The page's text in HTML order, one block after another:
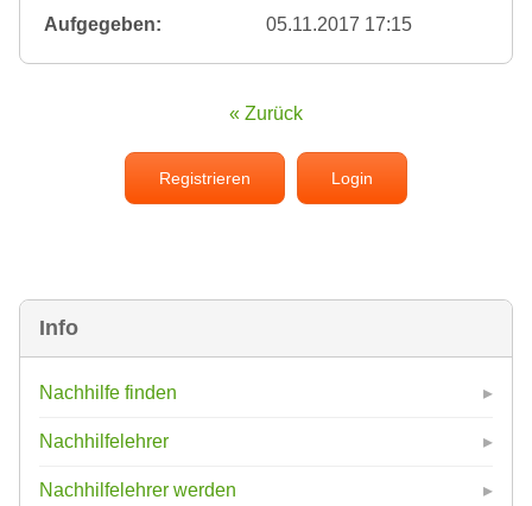
Info
Nachhilfe finden
Nachhilfelehrer
Nachhilfelehrer werden
Aufgegeben:
05.11.2017 17:15
« Zurück
Registrieren Login